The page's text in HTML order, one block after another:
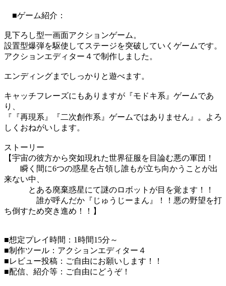
■ゲーム紹介：
見下ろし型一画面アクションゲーム。
設置型爆弾を駆使してステージを突破していくゲームです。
アクションエディター４で制作しました。
エンディングまでしっかりと遊べます。
キャッチフレーズにもありますが『モドキ系』ゲームであ
り、
『『再現系』『二次創作系』ゲームではありません』。よろ
しくおねがいします。
ストーリー
【宇宙の彼方から突如現れた世界征服を目論む悪の軍団！
瞬く間に6つの惑星を占領し誰もが立ち向かうことが出
来ない中、
とある廃棄惑星にて謎のロボットが目を覚ます！！
誰が呼んだか『じゅうじーまん』！！悪の野望を打
ち倒すため突き進め！！】
■想定プレイ時間：1時間15分～
■制作ツール：アクションエディター４
■レビュー投稿：ご自由にお願いします！！
■配信、紹介等：ご自由にどうぞ！